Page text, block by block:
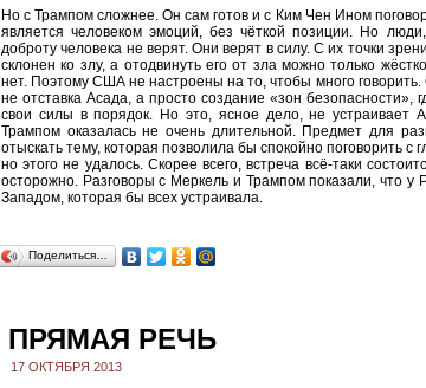
Но с Трампом сложнее. Он сам готов и с Ким Чен Ином
является человеком эмоций, без чёткой позиции. Но
доброту человека не верят. Они верят в силу. С их точки
склонен ко злу, а отодвинуть его от зла можно только
нет. Поэтому США не настроены на то, чтобы много
не отставка Асада, а просто создание «зон безопасности»,
свои силы в порядок. Но это, ясное дело, не устраивает
Трампом оказалась не очень длительной. Предмет для
отыскать тему, которая позволила бы спокойно поговорить с
но этого не удалось. Скорее всего, встреча всё-таки
осторожно. Разговоры с Меркель и Трампом показали, что у
Западом, которая бы всех устраивала.
Поделиться…
ПРЯМАЯ РЕЧЬ
17 ОКТЯБРЯ 2013